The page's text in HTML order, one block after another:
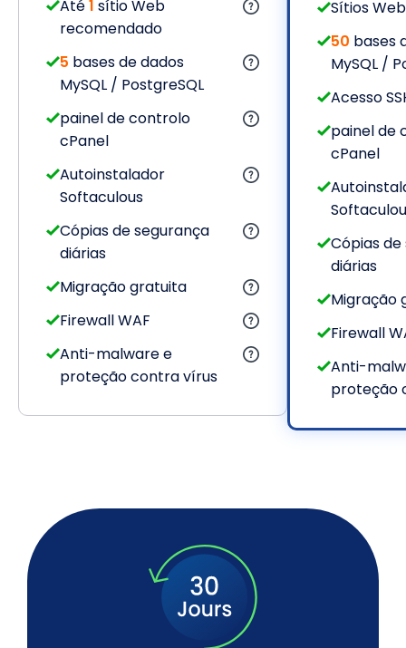
Até1 sítio Web
recomendado
5 bases de dados
MySQL / PostgreSQL
painel de controlo
cPanel
Autoinstalador
Softaculous
Cópias de segurança
diárias
Migração gratuita
Firewall WAF
Anti-malware e
proteção contra vírus
Sítios
50 bases
MySQL /
Acesso
painel de
cPanel
Cópias
diárias
Migração
Firewall
Anti-
proteção